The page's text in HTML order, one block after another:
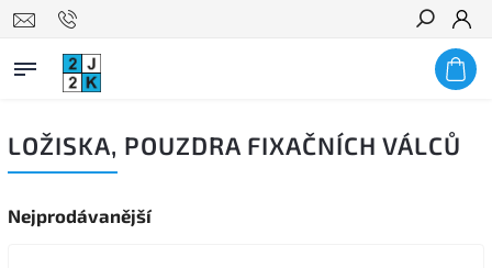
Hledat
LOŽISKA, POUZDRA FIXAČNÍCH VÁLCŮ
Nejprodávanější